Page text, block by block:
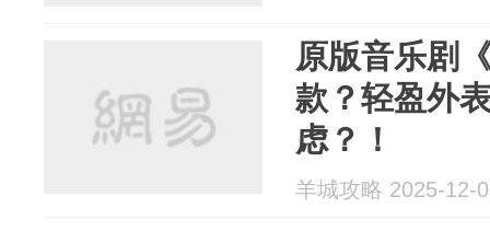
原版音乐剧
款？轻盈外
虑？！
羊城攻略 2025-12-